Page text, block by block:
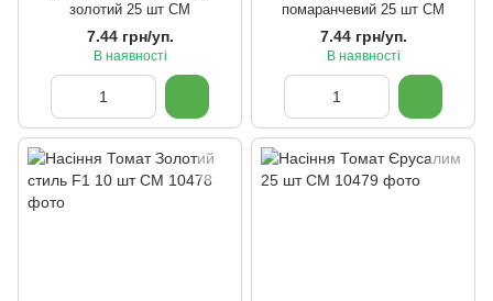
золотий 25 шт СМ
7.44 грн/уп.
В наявності
помаранчевий 25 шт СМ
7.44 грн/уп.
В наявності